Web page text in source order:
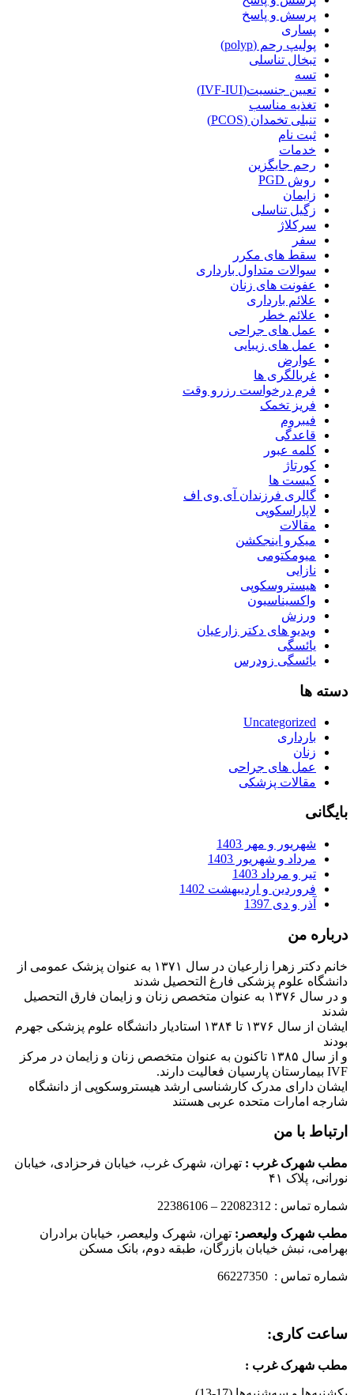
پرسش و پاسخ
پساری
پولیپ رحم (polyp)
تبخال تناسلی
تسه
تعیین جنسیت(IVF-IUI)
تغذیه مناسب
تنبلی تخمدان (PCOS)
ثبت نام
خدمات
رحم جایگزین
روش PGD
زایمان
زگیل تناسلی
سرکلاژ
سفر
سقط های مکرر
سوالات متداول بارداری
عفونت های زنان
علائم بارداری
علائم خطر
عمل های جراحی
عمل های زیبایی
عوارض
غربالگری ها
فرم درخواست رزرو وقت
فریز تخمک
فیبروم
قاعدگی
کلمه عبور
کورتاژ
کیست ها
گالری فرزندان آی وی اف
لاپاراسکوپی
مقالات
میکرو اینجکشن
میومکتومی
نازایی
هیستروسکوپی
واکسیناسیون
ورزش
ویدیو های دکتر زارعیان
یائسگی
یائسگی زودرس
دسته ها
Uncategorized
بارداری
زنان
عمل های جراحی
مقالات پزشکی
بایگانی
شهریور و مهر 1403
مرداد و شهریور 1403
تیر و مرداد 1403
فروردین و اردیبهشت 1402
آذر و دی 1397
درباره من
خانم دکتر زهرا زارعیان در سال ۱۳۷۱ به عنوان پزشک عمومی از
دانشگاه علوم پزشکی فارغ التحصیل شدند
و در سال ۱۳۷۶ به عنوان متخصص زنان و زایمان فارق التحصیل
شدند
ایشان از سال ۱۳۷۶ تا ۱۳۸۴ استادیار دانشگاه علوم پزشکی جهرم
بودند
و از سال ۱۳۸۵ تاکنون به عنوان متخصص زنان و زایمان در مرکز
IVF بیمارستان پارسیان فعالیت دارند.
ایشان دارای مدرک کارشناسی ارشد هیستروسکوپی از دانشگاه
شارجه امارات متحده عربی هستند
ارتباط با من
مطب شهرک غرب : تهران، شهرک غرب، خیابان فرحزادی، خیابان
نورانی، پلاک ۴۱
شماره تماس : 22082312 – 22386106
مطب شهرک ولیعصر: تهران، شهرک ولیعصر، خیابان برادران
بهرامی، نبش خیابان بازرگان، طبقه دوم، بانک مسکن
شماره تماس : 66227350
ساعت کاری:
مطب شهرک غرب :